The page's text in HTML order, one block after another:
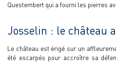
Questembert qui a fourni les pierres
Josselin : le château
Le château est érigé sur un
été escarpés pour accroître sa